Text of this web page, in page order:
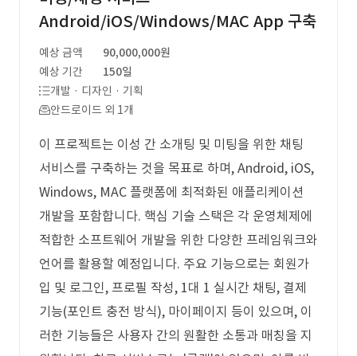
Android/iOS/Windows/MAC App 구축
예상 금액
90,000,000원
예상 기간
150일
개발 · 디자인 · 기획
안드로이드 외 1개
이 프로젝트는 이성 간 소개팅 및 미팅을 위한 채팅
서비스를 구축하는 것을 목표로 하며, Android, iOS,
Windows, MAC 플랫폼에 최적화된 애플리케이션
개발을 포함합니다. 핵심 기술 스택은 각 운영체제에
적합한 소프트웨어 개발을 위한 다양한 프레임워크와
언어를 활용할 예정입니다. 주요 기능으로는 회원가
입 및 로그인, 프로필 작성, 1대 1 실시간 채팅, 결제
기능(포인트 충전 방식), 마이페이지 등이 있으며, 이
러한 기능들은 사용자 간의 원활한 소통과 매칭을 지